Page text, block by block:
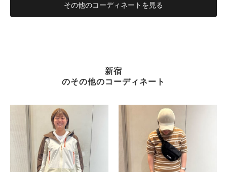
その他のコーディネートを見る
新宿
のその他のコーディネート